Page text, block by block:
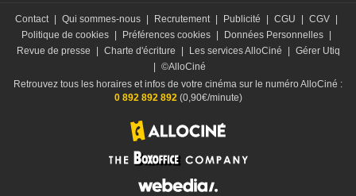
Contact Qui sommes-nous Recrutement Publicité CGU CGV
Politique de cookies
Préférences cookies Données Personnelles
Revue de presse
Charte d'écriture Les services AlloCiné
Gérer Utiq
©AlloCiné
Retrouvez tous les horaires et infos de votre cinéma sur le numéro AlloCiné :
0 892 892 892(0,90€/minute)